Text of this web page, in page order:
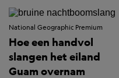
National Geographic Premium
Hoe een handvol
slangen het eiland
Guam overnam